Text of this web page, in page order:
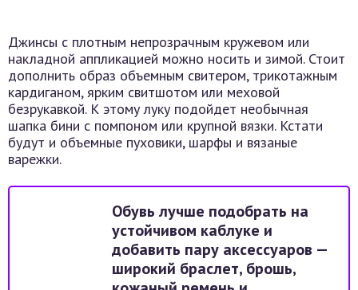
Джинсы с плотным непрозрачным кружевом или
накладной аппликацией можно носить и зимой. Стоит
дополнить образ объемным свитером, трикотажным
кардиганом, ярким свитшотом или меховой
безрукавкой. К этому луку подойдет необычная
шапка бини с помпоном или крупной вязки. Кстати
будут и объемные пуховики, шарфы и вязаные
варежки.
Обувь лучше подобрать на
устойчивом каблуке и
добавить пару аксессуаров —
широкий браслет, брошь,